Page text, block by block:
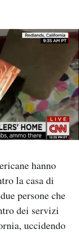
hanno
la casa di
persone che
dei servizi
uccidendo